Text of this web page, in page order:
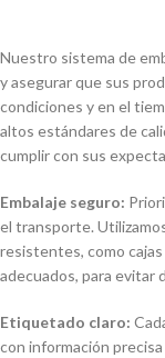
Nuestro sistema de
y asegurar que sus
condiciones y en el
altos estándares de
cumplir con sus
Embalaje seguro:
el transporte.
resistentes, como
adecuados, para evitar
Etiquetado claro:
con información